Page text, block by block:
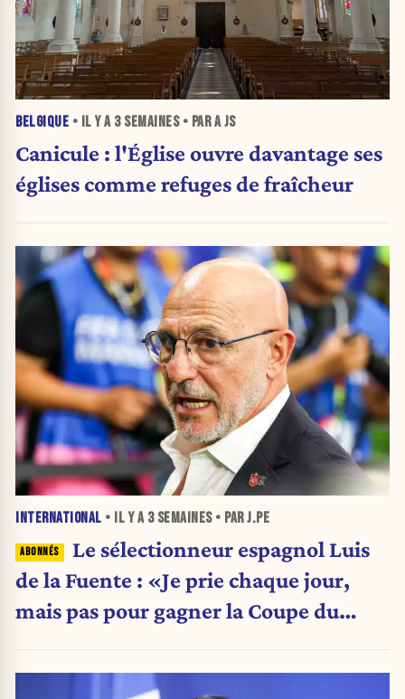
BELGIQUE • IL Y A 3 SEMAINES• PAR A JS
Canicule : l'Église ouvre davantage ses
églises comme refuges de fraîcheur
INTERNATIONAL • IL Y A 3 SEMAINES• PAR J.PE
Le sélectionneur espagnol Luis
de la Fuente : «Je prie chaque jour,
mais pas pour gagner la Coupe du